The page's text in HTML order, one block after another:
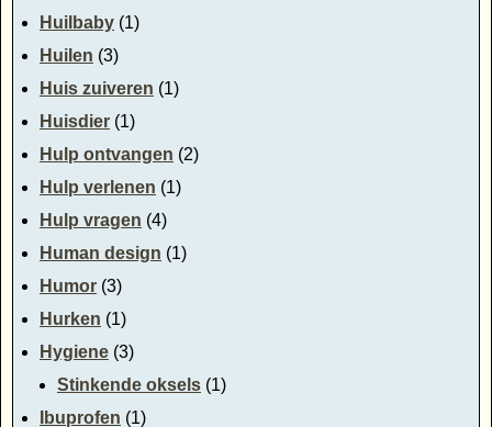
Huilbaby (1)
Huilen (3)
Huis zuiveren (1)
Huisdier (1)
Hulp ontvangen (2)
Hulp verlenen (1)
Hulp vragen (4)
Human design (1)
Humor (3)
Hurken (1)
Hygiene (3)
Stinkende oksels (1)
Ibuprofen (1)